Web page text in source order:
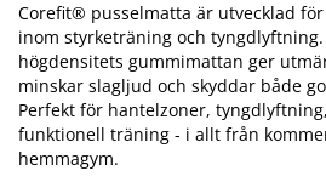
Corefit® pusselmatta är utvecklad
inom styrketräning och
högdensitets gummimattan ger
minskar slagljud och skyddar både
Perfekt för hantelzoner,
funktionell träning - i allt från
hemmagym.